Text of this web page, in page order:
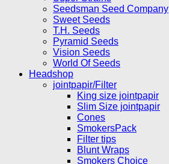
Seedsman Seed Company
Sweet Seeds
T.H. Seeds
Pyramid Seeds
Vision Seeds
World Of Seeds
Headshop
jointpapir/Filter
King size jointpapir
Slim Size jointpapir
Cones
SmokersPack
Filter tips
Blunt Wraps
Smokers Choice